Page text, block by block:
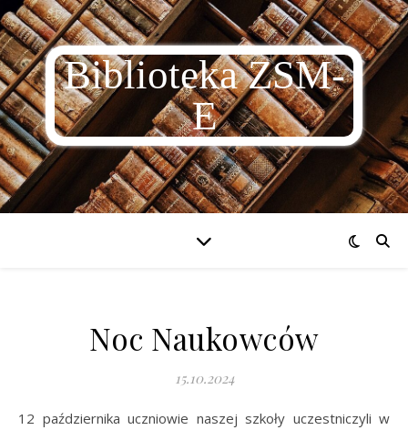
Biblioteka ZSM-
E
Noc Naukowców
15.10.2024
12 października uczniowie naszej szkoły uczestniczyli w